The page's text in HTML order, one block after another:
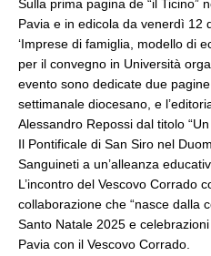
Sulla prima pagina de “il Ticino”
Pavia e in edicola da venerdì 12
‘Imprese di famiglia, modello di
per il convegno in Università
evento sono dedicate due
settimanale diocesano, e
Alessandro Repossi dal titolo “Un
Il Pontificale di San Siro nel
Sanguineti a un’alleanza
L’incontro del Vescovo Corrado
collaborazione che “nasce dalla
Santo Natale 2025 e
Pavia con il Vescovo Corrado.